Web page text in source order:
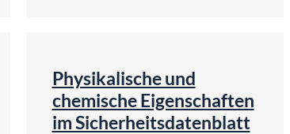
Physikalische und
chemische Eigenschaften
im Sicherheitsdatenblatt